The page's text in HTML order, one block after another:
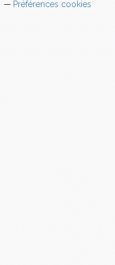
Préférences cookies